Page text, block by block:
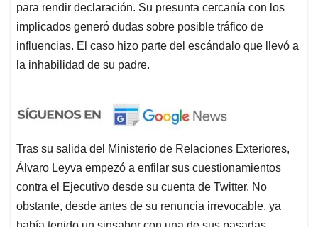
para rendir declaración. Su presunta cercanía con los
implicados generó dudas sobre posible tráfico de
influencias. El caso hizo parte del escándalo que llevó a
la inhabilidad de su padre.
Tras su salida del Ministerio de Relaciones Exteriores,
Álvaro Leyva empezó a enfilar sus cuestionamientos
contra el Ejecutivo desde su cuenta de Twitter. No
obstante, desde antes de su renuncia irrevocable, ya